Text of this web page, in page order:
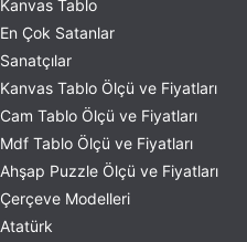
Kanvas Tablo
En Çok Satanlar
Sanatçılar
Kanvas Tablo Ölçü ve Fiyatları
Cam Tablo Ölçü ve Fiyatları
Mdf Tablo Ölçü ve Fiyatları
Ahşap Puzzle Ölçü ve Fiyatları
Çerçeve Modelleri
Atatürk